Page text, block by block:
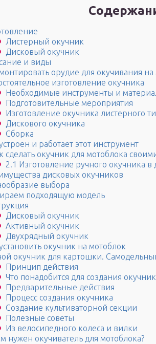
Листерный окучник
Дисковый окучник
и виды
орудие для окучивания на
изготовление окучника
Необходимые инструменты и
Подготовительные мероприятия
Изготовление окучника листерного
Дискового окучника
Сборка
и работает этот инструмент
сделать окучник для мотоблока
2.1 Изготовление ручного окучника
дисковых окучников
выбора
подходящую модель
Дисковый окучник
Активный окучник
Двухрядный окучник
окучник на мотоблок
окучник для картошки.
Принцип действия
Что понадобится для создания
Предварительные действия
Процесс создания окучника
Создание культиваторной секции
Полезные советы
Из велосипедного колеса и вилки
нужен окучиватель для мотоблока?